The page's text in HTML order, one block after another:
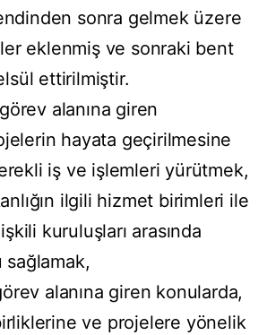
sonra gelmek üzere
eklenmiş ve sonraki bent
ettirilmiştir.
alanına giren
hayata geçirilmesine
iş ve işlemleri yürütmek,
ilgili hizmet birimleri ile
kuruluşları arasında
alanına giren konularda,
ve projelere yönelik